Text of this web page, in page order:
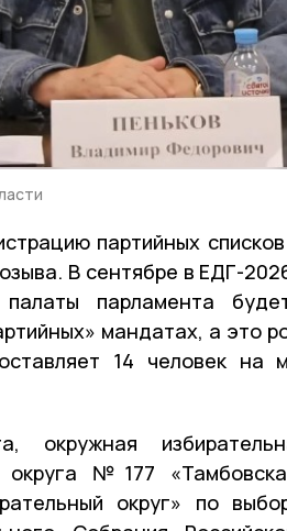
партийных
В сентябре в ЕДГ-
парламента
мандатах, а это
14 человек на
округа №177
округ» по